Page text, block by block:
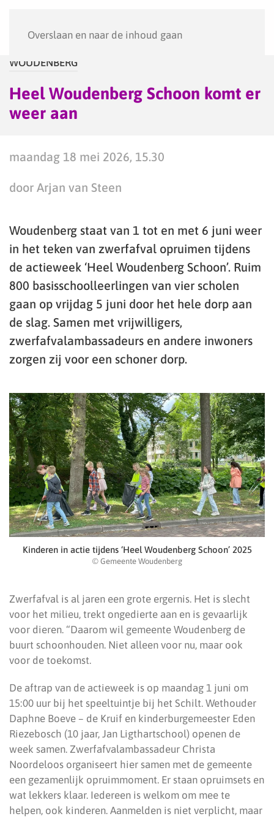
Overslaan en naar de inhoud gaan
WOUDENBERG
Heel Woudenberg Schoon komt er
weer aan
maandag 18 mei 2026, 15.30
door Arjan van Steen
Woudenberg staat van 1 tot en met 6 juni weer
in het teken van zwerfafval opruimen tijdens
de actieweek ‘Heel Woudenberg Schoon’. Ruim
800 basisschoolleerlingen van vier scholen
gaan op vrijdag 5 juni door het hele dorp aan
de slag. Samen met vrijwilligers,
zwerfafvalambassadeurs en andere inwoners
zorgen zij voor een schoner dorp.
Kinderen in actie tijdens ‘Heel Woudenberg Schoon’ 2025
© Gemeente Woudenberg
Zwerfafval is al jaren een grote ergernis. Het is slecht
voor het milieu, trekt ongedierte aan en is gevaarlijk
voor dieren. “Daarom wil gemeente Woudenberg de
buurt schoonhouden. Niet alleen voor nu, maar ook
voor de toekomst.
De aftrap van de actieweek is op maandag 1 juni om
15:00 uur bij het speeltuintje bij het Schilt. Wethouder
Daphne Boeve – de Kruif en kinderburgemeester Eden
Riezebosch (10 jaar, Jan Ligthartschool) openen de
week samen. Zwerfafvalambassadeur Christa
Noordeloos organiseert hier samen met de gemeente
een gezamenlijk opruimmoment. Er staan opruimsets en
wat lekkers klaar. Iedereen is welkom om mee te
helpen, ook kinderen. Aanmelden is niet verplicht, maar